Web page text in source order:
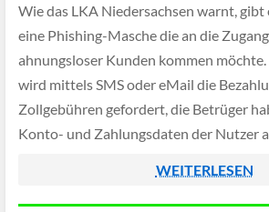
Wie das LKA Niedersachsen warnt,
eine Phishing-Masche die an die
ahnungsloser Kunden kommen
wird mittels SMS oder eMail die
Zollgebühren gefordert, die Betrüger
Konto- und Zahlungsdaten der Nutzer
WEITERLESEN